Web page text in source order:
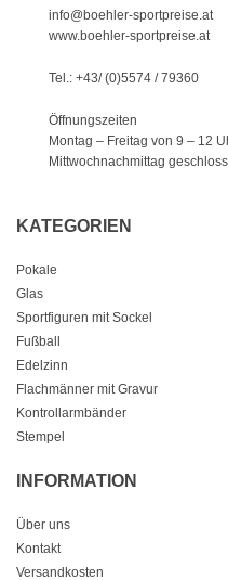
info@boehler-sportpreise.at
www.boehler-sportpreise.at
Tel.: +43/ (0)5574 / 79360
Öffnungszeiten
Montag – Freitag von 9 – 12
Mittwochnachmittag
KATEGORIEN
Pokale
Glas
Sportfiguren mit Sockel
Fußball
Edelzinn
Flachmänner mit Gravur
Kontrollarmbänder
Stempel
INFORMATION
Über uns
Kontakt
Versandkosten